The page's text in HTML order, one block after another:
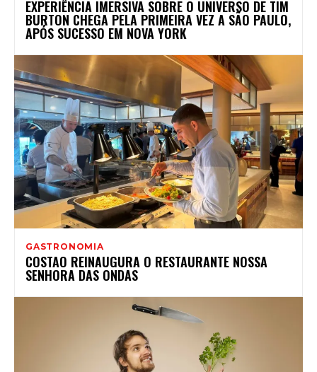
EXPERIÊNCIA IMERSIVA SOBRE O UNIVERSO DE TIM
BURTON CHEGA PELA PRIMEIRA VEZ A SÃO PAULO,
APÓS SUCESSO EM NOVA YORK
GASTRONOMIA
COSTAO REINAUGURA O RESTAURANTE NOSSA
SENHORA DAS ONDAS